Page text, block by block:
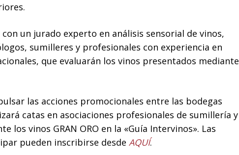
un jurado experto en análisis sensorial de vinos,
sumilleres y profesionales con experiencia en
que evaluarán los vinos presentados mediante
las acciones promocionales entre las bodegas
catas en asociaciones profesionales de sumillería y
los vinos GRAN ORO en la «Guía Intervinos». Las
pueden inscribirse desde AQUÍ.